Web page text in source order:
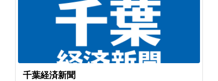
千葉経済新聞